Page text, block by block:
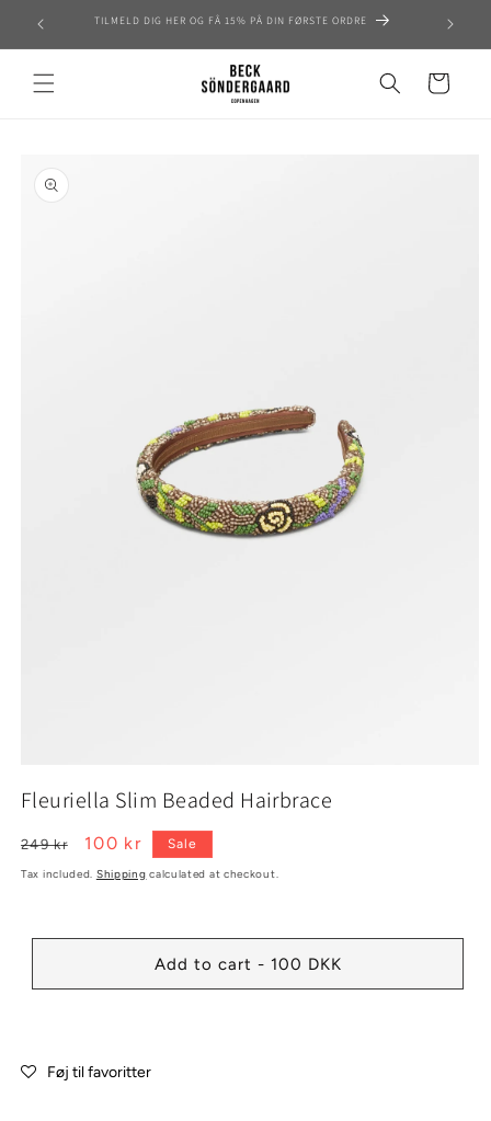
content
TILMELD DIG HER OG FÅ 15% PÅ DIN FØRSTE ORDRE
Cart
product
information
media
1
modal
Fleuriella Slim Beaded Hairbrace
Regular
price
249 kr
Sale
price
100 kr Sale
Tax included. Shipping calculated at checkout.
Add to cart - 100 DKK
Føj til favoritter